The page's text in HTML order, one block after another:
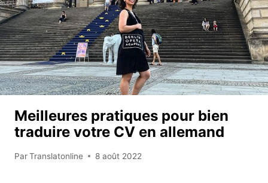
Meilleures pratiques pour bien
traduire votre CV en allemand
ParTranslatonline 8 août 2022